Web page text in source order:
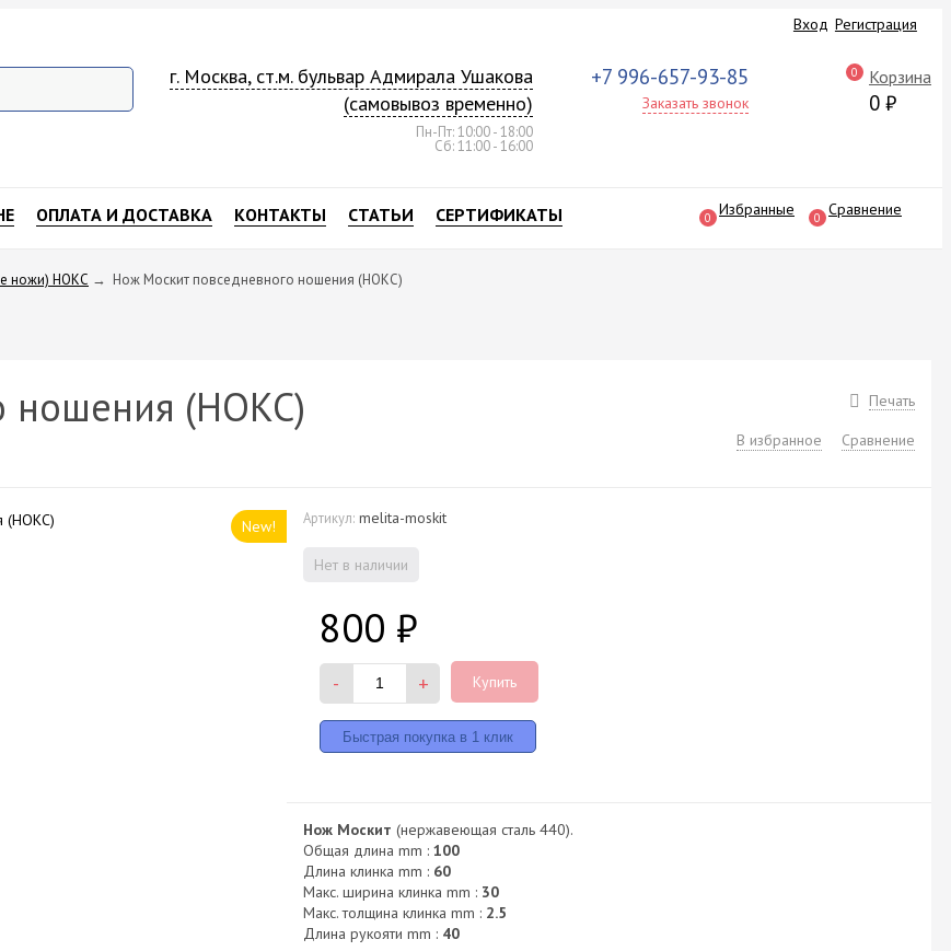
Вход Регистрация
г. Москва, ст.м. бульвар Адмирала Ушакова
(самовывоз временно)
Пн-Пт: 10:00 - 18:00
Сб: 11:00 - 16:00
+7 996-657-93-85
Заказать звонок
0 Корзина
0 ₽
ОПЛАТА И ДОСТАВКА КОНТАКТЫ СТАТЬИ СЕРТИФИКАТЫ 0 Избранные 0 Сравнение
ножи) НОКС → Нож Москит повседневного ношения (НОКС)
Печать
ношения (НОКС)
В избранное Сравнение
New! Артикул: melita-moskit
Нет в наличии
800 ₽
- + Купить
Нож Москит(нержавеющая сталь 440).
Общая длина mm :100
Длина клинка mm : 60
Макс. ширина клинка mm : 30
Макс. толщина клинка mm : 2.5
Длина рукояти mm : 40